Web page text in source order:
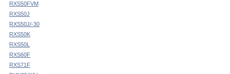
RXS50FVM
RXS50J
RXS50J/-30
RXS50K
RXS50L
RXS60F
RXS71F